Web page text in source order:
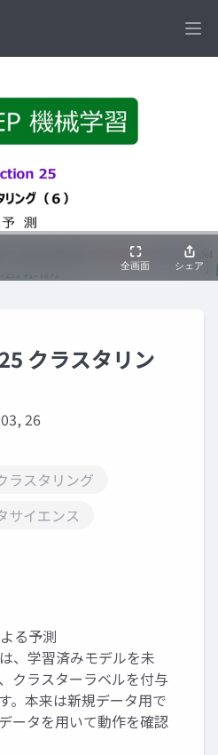
クラスタリン
26
ラスタリング
サイエンス
る予測
、学習済みモデルを未
クラスターラベルを付与
。本来は新規データ用で
ータを用いて動作を確認